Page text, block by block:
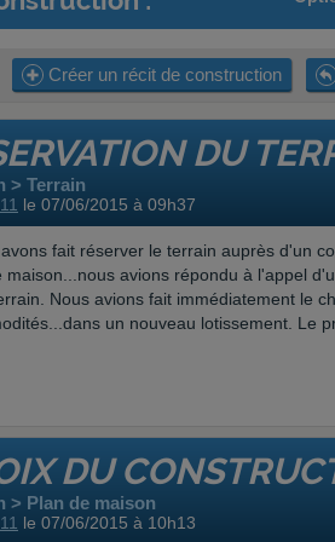
Créer un récit de construction
DU
> Terrain
le 07/06/2015 à 09h37
fait réserver le terrain auprès d'un
avions répondu à l'appel
Nous avions fait immédiatement le
un nouveau lotissement. Le
DU
> Plan de maison
le 07/06/2015 à 10h13